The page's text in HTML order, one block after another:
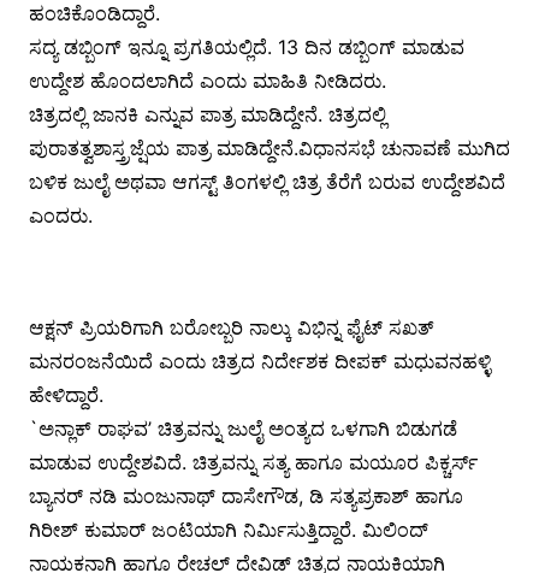
ಹಂಚಿಕೊಂಡಿದ್ದಾರೆ.
ಸದ್ಯ ಡಬ್ಬಿಂಗ್ ಇನ್ನೂ ಪ್ರಗತಿಯಲ್ಲಿದೆ. 13 ದಿನ ಡಬ್ಬಿಂಗ್ ಮಾಡುವ
ಉದ್ದೇಶ ಹೊಂದಲಾಗಿದೆ ಎಂದು ಮಾಹಿತಿ ನೀಡಿದರು.
ಚಿತ್ರದಲ್ಲಿ ಜಾನಕಿ ಎನ್ನುವ ಪಾತ್ರ ಮಾಡಿದ್ದೇನೆ. ಚಿತ್ರದಲ್ಲಿ
ಪುರಾತತ್ವಶಾಸ್ತ್ರಜ್ಷೆಯ ಪಾತ್ರ ಮಾಡಿದ್ದೇನೆ.ವಿಧಾನಸಭೆ ಚುನಾವಣೆ ಮುಗಿದ
ಬಳಿಕ ಜುಲೈ ಅಥವಾ ಆಗಸ್ಟ್ ತಿಂಗಳಲ್ಲಿ ಚಿತ್ರ ತೆರೆಗೆ ಬರುವ ಉದ್ದೇಶವಿದೆ
ಎಂದರು.
ಆಕ್ಷನ್ ಪ್ರಿಯರಿಗಾಗಿ ಬರೋಬ್ಬರಿ ನಾಲ್ಕು ವಿಭಿನ್ನ ಫೈಟ್ ಸಖತ್
ಮನರಂಜನೆಯಿದೆ ಎಂದು ಚಿತ್ರದ ನಿರ್ದೇಶಕ ದೀಪಕ್ ಮಧುವನಹಳ್ಳಿ
ಹೇಳಿದ್ದಾರೆ.
`ಅನ್ಲಾಕ್ ರಾಘವ’ ಚಿತ್ರವನ್ನು ಜುಲೈ ಅಂತ್ಯದ ಒಳಗಾಗಿ ಬಿಡುಗಡೆ
ಮಾಡುವ ಉದ್ದೇಶವಿದೆ. ಚಿತ್ರವನ್ನು ಸತ್ಯ ಹಾಗೂ ಮಯೂರ ಪಿಕ್ಚರ್ಸ್
ಬ್ಯಾನರ್ ನಡಿ ಮಂಜುನಾಥ್ ದಾಸೇಗೌಡ, ಡಿ ಸತ್ಯಪ್ರಕಾಶ್ ಹಾಗೂ
ಗಿರೀಶ್ ಕುಮಾರ್ ಜಂಟಿಯಾಗಿ ನಿರ್ಮಿಸುತ್ತಿದ್ದಾರೆ. ಮಿಲಿಂದ್
ನಾಯಕನಾಗಿ ಹಾಗೂ ರೇಚಲ್ ದೇವಿಡ್ ಚಿತ್ರದ ನಾಯಕಿಯಾಗಿ